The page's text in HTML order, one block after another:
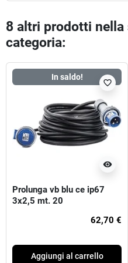
8 altri prodotti nella
categoria:
In saldo!
visibility
favorite_border
Prolunga vb blu ce ip67
3x2,5 mt. 20
62,70 €
Aggiungi al carrello